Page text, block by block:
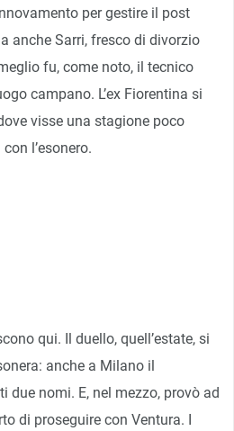
per gestire il post
anche Sarri, fresco di divorzio
fu, come noto, il tecnico
campano. L’ex Fiorentina si
visse una stagione poco
l’esonero.
qui. Il duello, quell’estate, si
anche a Milano il
due nomi. E, nel mezzo, provò ad
di proseguire con Ventura. I